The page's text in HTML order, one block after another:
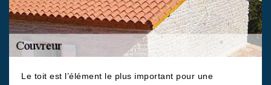
Le toit est l’élément le plus important pour une